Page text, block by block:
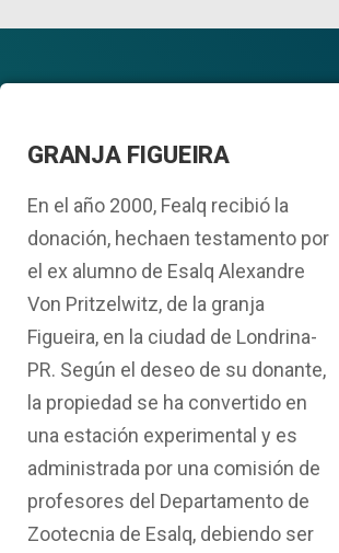
GRANJA FIGUEIRA
En el año 2000, Fealq recibió la
donación, hechaen testamento por
el ex alumno de Esalq Alexandre
Von Pritzelwitz, de la granja
Figueira, en la ciudad de Londrina-
PR. Según el deseo de su donante,
la propiedad se ha convertido en
una estación experimental y es
administrada por una comisión de
profesores del Departamento de
Zootecnia de Esalq, debiendo ser